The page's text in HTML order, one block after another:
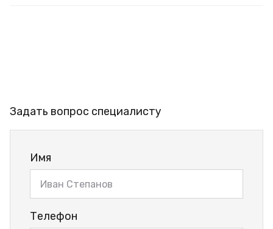
Задать вопрос специалисту
Имя
Телефон